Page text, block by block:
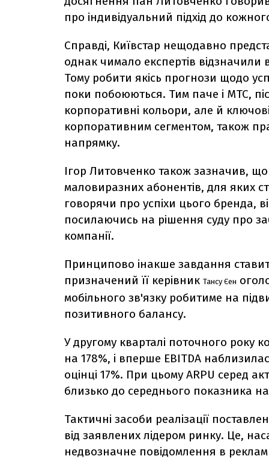
про індивідуальний підхід до
Справді, Київстар нещодавно
однак чимало експертів відзначили
Тому робити якісь прогнози щодо
поки побоюються. Тим паче і МТС,
корпоративні кольори, але й
корпоративним сегментом, також
напрямку.
Ігор Литовченко також зазначив,
маловиразних абонентів, для яких
говорячи про успіхи цього бренда,
посилаючись на рішення суду про
компанії.
Принципово інакше завдання
призначений її керівник Тансу Єен
мобільного зв'язку робитиме на
позитивного балансу.
У другому кварталі поточного року
на 178%, і вперше EBITDA
оцінці 17%. При цьому ARPU серед
близько до середнього показника
Тактичні засоби реалізації
від заявлених лідером ринку. Це,
недвозначне повідомлення в